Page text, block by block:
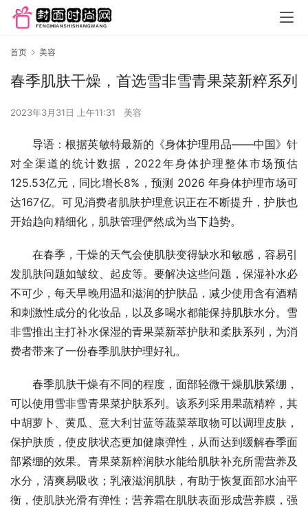
首页 美容
春季肌肤干燥，首选雪非雪青果菜新粹系列
2023年3月31日 上午11:31 美容
导语：根据英敏特最新的《身体护理用品——中国》针
对全渠道的统计数据，2022年身体护理整体市场预估
125.53亿元，同比增长8%，预测 2026 年身体护理市场可
达167亿。可见消费者肌肤护理意识正在不断提升，护肤也
开始趋向精细化，肌肤管理俨然成为当下趋势。
在春季，干燥的天气会使肌肤变得缺水和敏感，容易引
发肌肤问题如皱纹、起皮等。要解决这些问题，保湿补水必
不可少，每天早晚用温和滋润的护肤品，减少使用含有酒精
和刺激性成分的化妆品，以及多喝水都能保持肌肤水分。雪
非雪推出主打补水保湿的青果菜新萃护肤和柔肤系列，为消
费者带来了一份春季肌肤护理好礼。
春季肌肤干燥有不同的程度，面部轻微干燥肌肤紧绷，
可以使用雪非雪青果菜护肤系列。该系列采用果蔬精粹，其
中胡萝卜、黄瓜、意大利甘蓝等蔬菜萃取物可以调理皮肤，
保护肤质，使皮肤状态更加健康弹性，从而达到缓解春季面
部紧绷的效果。青果菜新粹润肤水能给肌肤补充所需营养及
水分，清爽易吸收；乳液滋润肌肤，有助于恢复面部水油平
衡，使肌肤光滑有弹性；营养霜在肌肤表面形成营养膜，强